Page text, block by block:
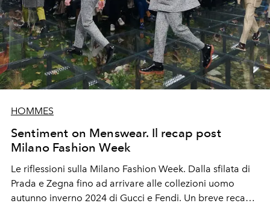
HOMMES
Sentiment on Menswear. Il recap post
Milano Fashion Week
Le riflessioni sulla Milano Fashion Week. Dalla sfilata di
Prada e Zegna fino ad arrivare alle collezioni uomo
autunno inverno 2024 di Gucci e Fendi. Un breve recap